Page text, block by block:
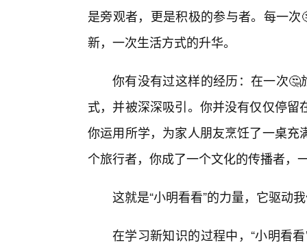
是旁观者，更是积极的参与者。每一
新，一次生活方式的升华。
你有没有过这样的经历：在一次🤔
式，并被深深吸引。你并没有仅仅停
你运用所学，为家人朋友烹饪了一桌
个旅行者，你成了一个文化的传播者，
这就是“小明看看”的力量，它驱动
在学习新知识的过程中，“小明看